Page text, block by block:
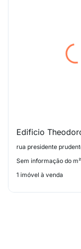
Edificio
Sem informação do m²
1 imóvel à venda